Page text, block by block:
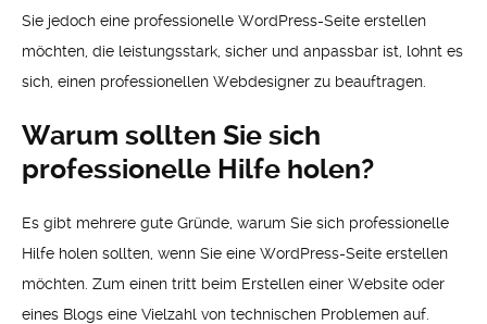
Sie jedoch eine professionelle WordPress-Seite erstellen
möchten, die leistungsstark, sicher und anpassbar ist, lohnt es
sich, einen professionellen Webdesigner zu beauftragen.
Warum sollten Sie sich
professionelle Hilfe holen?
Es gibt mehrere gute Gründe, warum Sie sich professionelle
Hilfe holen sollten, wenn Sie eine WordPress-Seite erstellen
möchten. Zum einen tritt beim Erstellen einer Website oder
eines Blogs eine Vielzahl von technischen Problemen auf.